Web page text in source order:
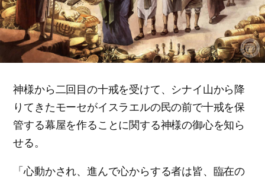
神様から二回目の十戒を受けて、シナイ山から降
りてきたモーセがイスラエルの民の前で十戒を保
管する幕屋を作ることに関する神様の御心を知ら
せる。
「心動かされ、進んで心からする者は皆、臨在の